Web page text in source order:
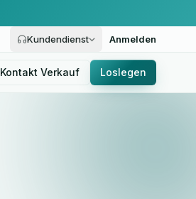
Kundendienst Anmelden
Kontakt Verkauf Loslegen